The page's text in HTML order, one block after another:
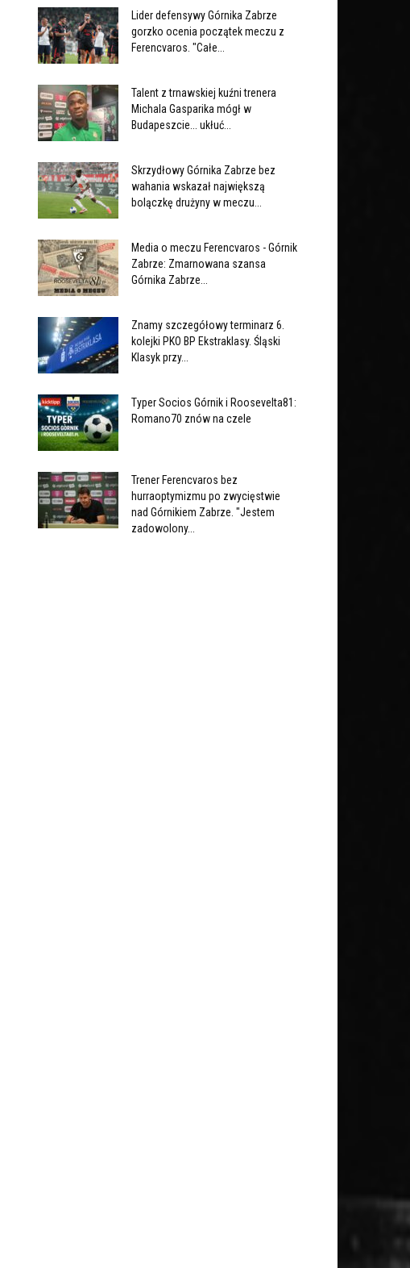
Lider defensywy Górnika Zabrze
gorzko ocenia początek meczu z
Ferencvaros. "Całe...
Talent z trnawskiej kuźni trenera
Michala Gasparika mógł w
Budapeszcie... ukłuć...
Skrzydłowy Górnika Zabrze bez
wahania wskazał największą
bolączkę drużyny w meczu...
Media o meczu Ferencvaros - Górnik
Zabrze: Zmarnowana szansa
Górnika Zabrze...
Znamy szczegółowy terminarz 6.
kolejki PKO BP Ekstraklasy. Śląski
Klasyk przy...
Typer Socios Górnik i Roosevelta81:
Romano70 znów na czele
Trener Ferencvaros bez
hurraoptymizmu po zwycięstwie
nad Górnikiem Zabrze. "Jestem
zadowolony...